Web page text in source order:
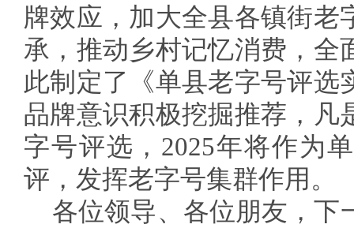
牌效应，加大全县各镇街老
承，推动乡村记忆消费，全
此制定了《单县老字号评选
品牌意识积极挖掘推荐，凡
字号评选，2025年将作为
评，发挥老字号集群作用。
各位领导、各位朋友，下